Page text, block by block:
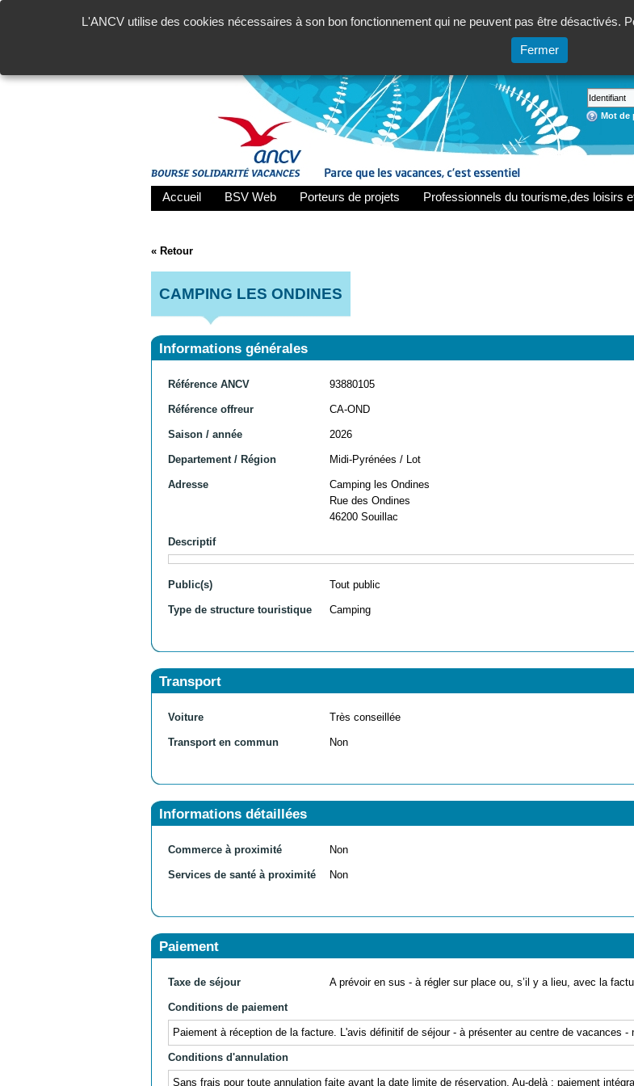
L'ANCV utilise des cookies nécessaires à son bon fonctionnement qui ne peuvent pas être désactivés.
Fermer
Mot de
Accueil BSV Web Porteurs de projets Professionnels du tourisme,des loisirs
« Retour
CAMPING LES ONDINES
Informations générales
Référence ANCV 93880105
Référence offreur CA-OND
Saison / année 2026
Departement / Région Midi-Pyrénées / Lot
Adresse
Camping les Ondines
Rue des Ondines
46200 Souillac
Descriptif
Public(s) Tout public
Type de structure touristique Camping
Transport
Voiture Très conseillée
Transport en commun Non
Informations détaillées
Commerce à proximité Non
Services de santé à proximité Non
Paiement
Taxe de séjour A prévoir en sus - à régler sur place ou, s’il y a lieu, avec la
Conditions de paiement
Paiement à réception de la facture. L'avis définitif de séjour - à présenter au centre de vacances -
Conditions d'annulation
Sans frais pour toute annulation faite avant la date limite de réservation. Au-delà : paiement